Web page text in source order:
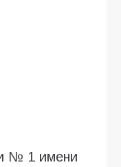
№ 1 имени